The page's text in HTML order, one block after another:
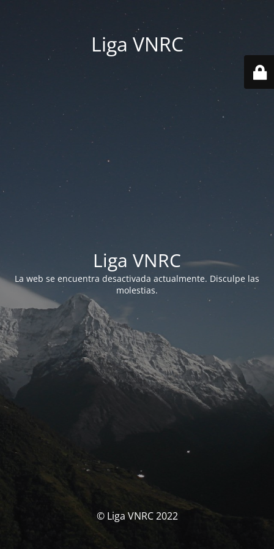
Liga VNRC
Liga VNRC
La web se encuentra desactivada actualmente. Disculpe las
molestias.
© Liga VNRC 2022